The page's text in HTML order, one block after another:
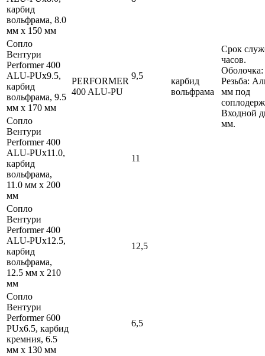
PERFORMER
400 ALU-PU
карбид
вольфрама
Срок
часов.
Резьба:
мм под
Входной
мм.
карбид
вольфрама, 8.0
мм x 150 мм
Сопло
Вентури
Performer 400
ALU-PUx9.5,
карбид
вольфрама, 9.5
мм x 170 мм
9,5
Сопло
Вентури
Performer 400
ALU-PUx11.0,
карбид
вольфрама,
11.0 мм x 200
мм
11
Сопло
Вентури
Performer 400
ALU-PUx12.5,
карбид
вольфрама,
12.5 мм x 210
мм
12,5
Сопло
Вентури
Performer 600
PUx6.5, карбид
кремния, 6.5
мм x 130 мм
6,5